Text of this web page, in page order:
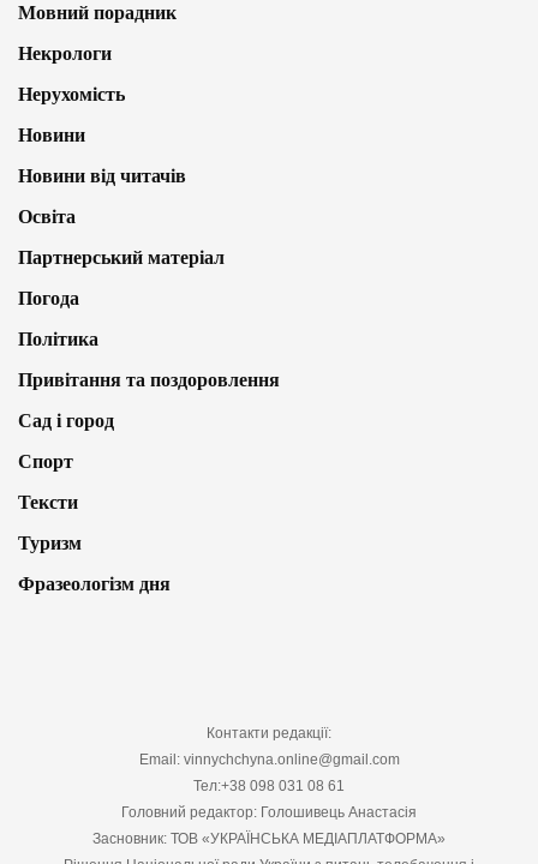
Мовний порадник
Некрологи
Нерухомість
Новини
Новини від читачів
Освіта
Партнерський матеріал
Погода
Політика
Привітання та поздоровлення
Сад і город
Спорт
Тексти
Туризм
Фразеологізм дня
Контакти редакції:
Email: vinnychchyna.online@gmail.com
Тел:+38 098 031 08 61
Головний редактор: Голошивець Анастасія
Засновник: ТОВ «УКРАЇНСЬКА МЕДІАПЛАТФОРМА»